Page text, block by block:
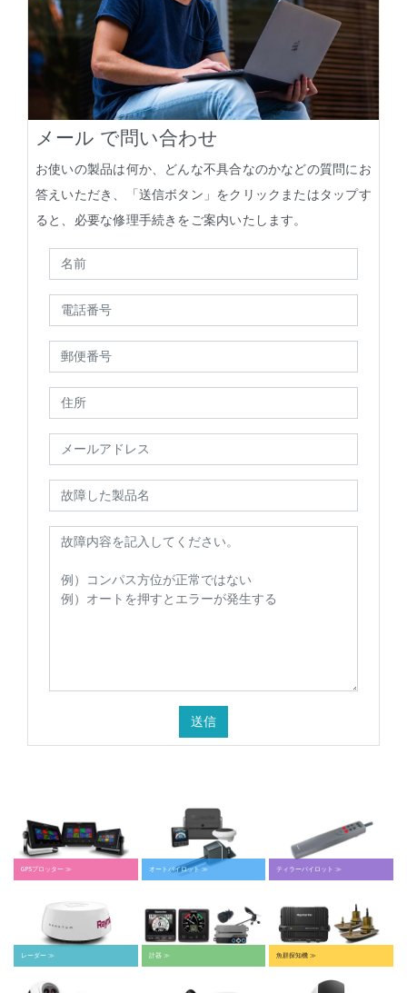
メール で問い合わせ
お使いの製品は何か、どんな不具合なのかなどの質問にお
答えいただき、「送信ボタン」をクリックまたはタップす
ると、必要な修理手続きをご案内いたします。
送信
GPSプロッター ≫ オートパイロット ≫ ティラーパイロット ≫
レーダー ≫ 計器 ≫ 魚群探知機 ≫